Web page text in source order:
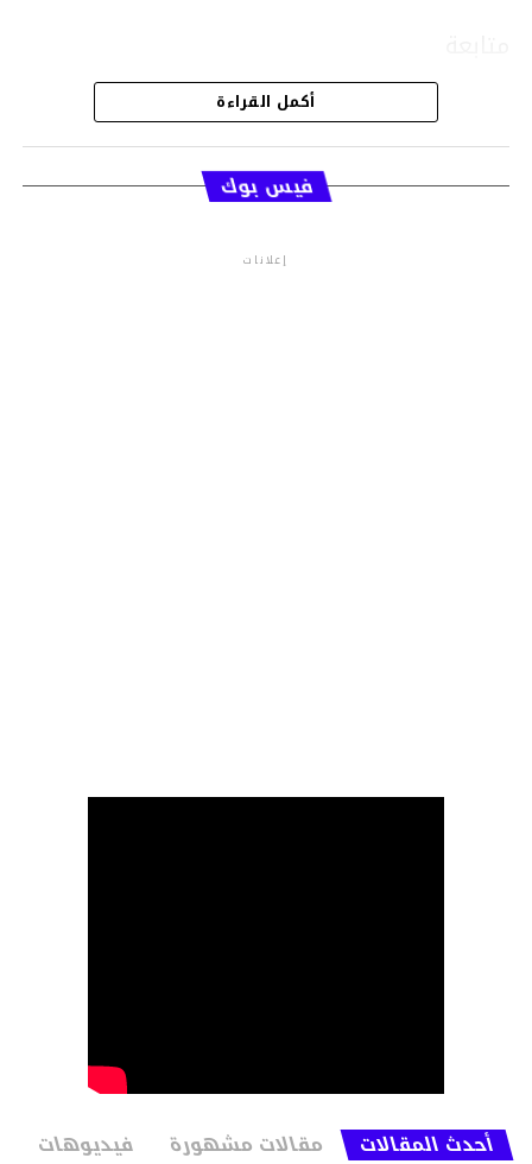
قسم الاخبار
أكمل القراءة
فيس بوك
إعلانات
أحدث المقالات مقالات مشهورة فيديوهات